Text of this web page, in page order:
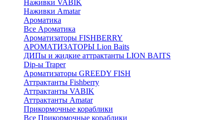
Наживки VABIK
Наживки Amatar
Ароматика
Все Ароматика
Ароматизаторы FISHBERRY
АРОМАТИЗАТОРЫ Lion Baits
ДИПы и жидкие аттрактанты LION BAITS
Dip-ы Traper
Ароматизаторы GREEDY FISH
Аттрактанты Fishberry
Аттрактанты VABIK
Аттрактанты Amatar
Прикормочные кораблики
Все Прикормочные кораблики